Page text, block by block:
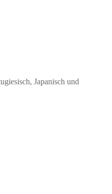
Japanisch und